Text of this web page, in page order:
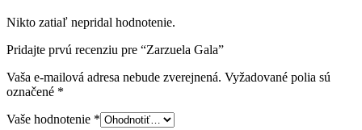
Nikto zatiaľ nepridal hodnotenie.
Pridajte prvú recenziu pre “Zarzuela Gala”
Vaša e-mailová adresa nebude zverejnená. Vyžadované polia sú
označené *
Vaše hodnotenie *